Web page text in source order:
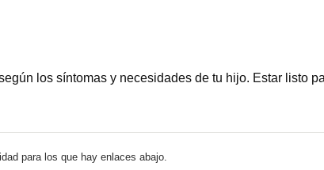
los síntomas y necesidades de tu hijo. Estar listo
para los que hay enlaces abajo.